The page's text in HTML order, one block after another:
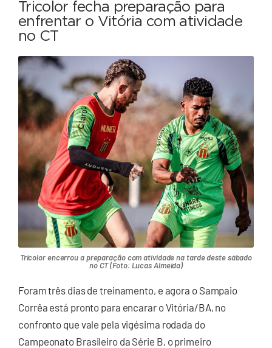
Tricolor fecha preparação para
enfrentar o Vitória com atividade
no CT
Tricolor encerrou a preparação com atividade na tarde deste sábado
no CT (Foto: Lucas Almeida)
Foram três dias de treinamento, e agora o Sampaio
Corrêa está pronto para encarar o Vitória/BA, no
confronto que vale pela vigésima rodada do
Campeonato Brasileiro da Série B, o primeiro